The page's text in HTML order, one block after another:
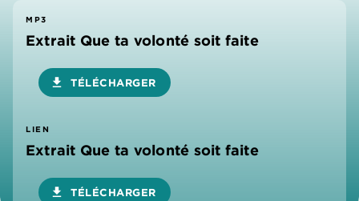
MP3
Extrait Que ta volonté soit faite
download TÉLÉCHARGER
LIEN
Extrait Que ta volonté soit faite
download TÉLÉCHARGER